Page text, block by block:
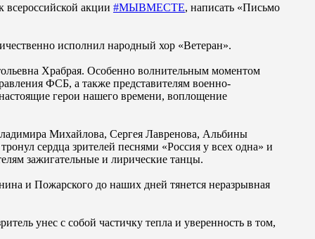
акции #МЫВМЕСТЕ, написать «Письмо
исполнил народный хор «Ветеран».
Храбрая. Особенно волнительным моментом
ФСБ, а также представителям военно-
герои нашего времени, воплощение
Михайлова, Сергея Лавренова, Альбины
сердца зрителей песнями «Россия у всех одна» и
зажигательные и лирические танцы.
и Пожарского до наших дней тянется неразрывная
унес с собой частичку тепла и уверенность в том,